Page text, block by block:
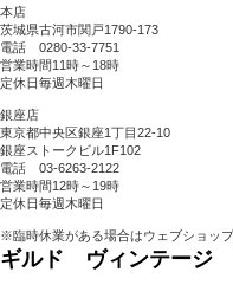
本店
茨城県古河市関戸1790-173
電話 0280-33-7751
営業時間11時～18時
定休日毎週木曜日
銀座店
東京都中央区銀座1丁目22-10
銀座ストークビル1F102
電話 03-6263-2122
営業時間12時～19時
定休日毎週木曜日
※臨時休業がある場合はウェブショップ
ギルド ヴィンテージ